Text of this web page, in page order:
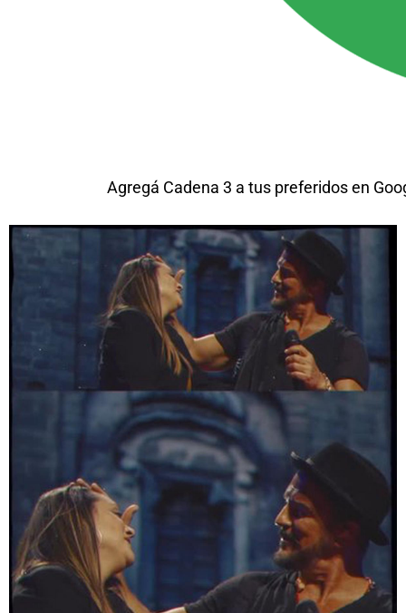
Agregá Cadena 3 a tus preferidos en